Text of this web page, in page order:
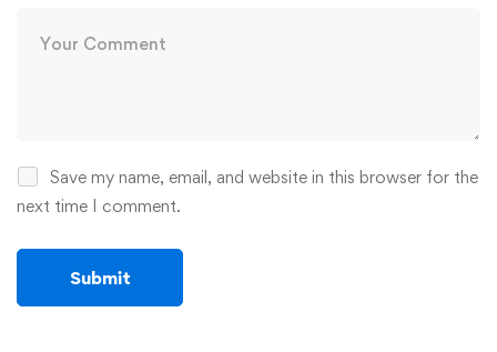
Save my name, email, and website in this browser for the
next time I comment.